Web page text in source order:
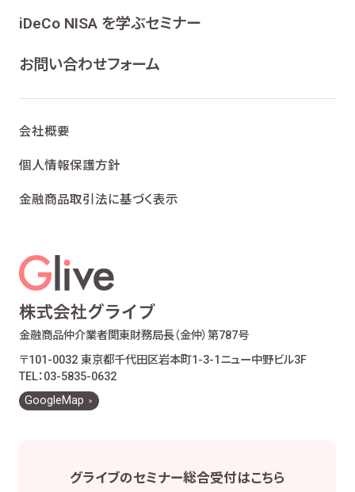
ンケート、各種情報提供を行うため
グ及びこれらに付帯・関連する商品・サービスの
当社が取り扱う生命保険、損害保険及びこれら
金融商品仲介業における有価証券・金融商品の
提携会社の金融商品の勧誘・販売、サービスの
供の妥当性を判断するため
お客様ご本人であること又はご本人の代理人で
あることを確認するため
お客様に対し、お取引結果、お預り残高などの報
お客様とのお取引に関する事務を行うため
お客様との契約や法律等に基づく権利の行使や
義務の履行のため
ため
金融商品仲介業者関東財務局長（金仲）第787号
〒101-0032 東京都千代田区岩本町1-3-1 ニュー中野ビル3F
TEL：03-5835-0632
GoogleMap
iDeCo NISA を学ぶセミナー
お問い合わせフォーム
会社概要
個人情報保護方針
金融商品取引法に基づく表示
グライブのセミナー総合受付はこちら